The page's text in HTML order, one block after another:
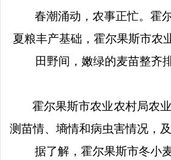
春潮涌动，农事正忙。霍
夏粮丰产基础，霍尔果斯市农
田野间，嫩绿的麦苗整齐
霍尔果斯市农业农村局农
测苗情、墒情和病虫害情况，
据了解，霍尔果斯市冬小